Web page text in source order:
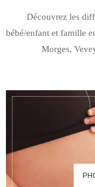
Découvrez les
bébé/enfant et famille
Morges,